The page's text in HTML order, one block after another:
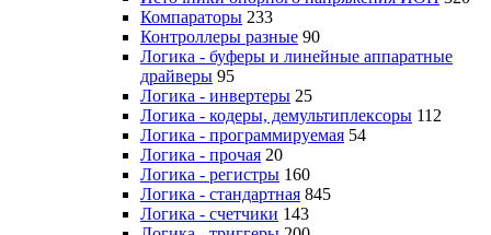
Компараторы 233
Контроллеры разные 90
Логика - буферы и линейные аппаратные
драйверы 95
Логика - инвертеры 25
Логика - кодеры, демультиплексоры 112
Логика - программируемая 54
Логика - прочая 20
Логика - регистры 160
Логика - стандартная 845
Логика - счетчики 143